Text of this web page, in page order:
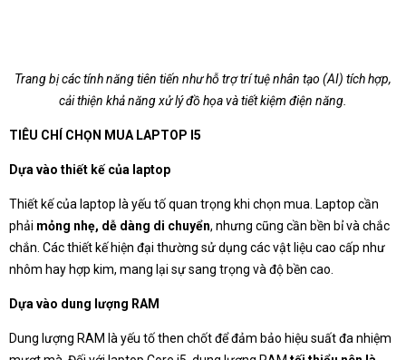
Trang bị các tính năng tiên tiến như hỗ trợ trí tuệ nhân tạo (AI) tích hợp,
cải thiện khả năng xử lý đồ họa và tiết kiệm điện năng.
TIÊU CHÍ CHỌN MUA LAPTOP I5
Dựa vào thiết kế của laptop
Thiết kế của laptop là yếu tố quan trọng khi chọn mua. Laptop cần
phải mỏng nhẹ, dễ dàng di chuyển, nhưng cũng cần bền bỉ và chắc
chắn. Các thiết kế hiện đại thường sử dụng các vật liệu cao cấp như
nhôm hay hợp kim, mang lại sự sang trọng và độ bền cao.
Dựa vào dung lượng RAM
Dung lượng RAM là yếu tố then chốt để đảm bảo hiệu suất đa nhiệm